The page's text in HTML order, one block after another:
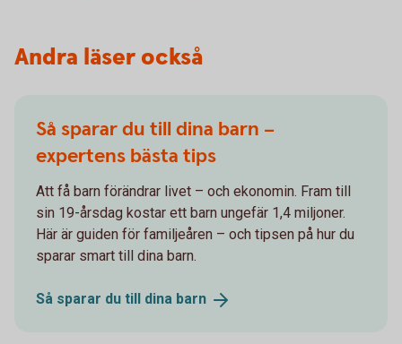
Andra läser också
Så sparar du till dina barn –
expertens bästa tips
Att få barn förändrar livet – och ekonomin. Fram till
sin 19-årsdag kostar ett barn ungefär 1,4 miljoner.
Här är guiden för familjeåren – och tipsen på hur du
sparar smart till dina barn.
Så sparar du till dina barn